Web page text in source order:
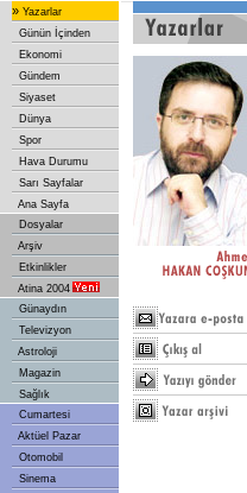
» Yazarlar
Günün İçinden
Ekonomi
Gündem
Siyaset
Dünya
Spor
Hava Durumu
Sarı Sayfalar
Ana Sayfa
Dosyalar
Arşiv
Etkinlikler
Atina 2004
Günaydın
Televizyon
Astroloji
Magazin
Sağlık
Cumartesi
Aktüel Pazar
Otomobil
Sinema